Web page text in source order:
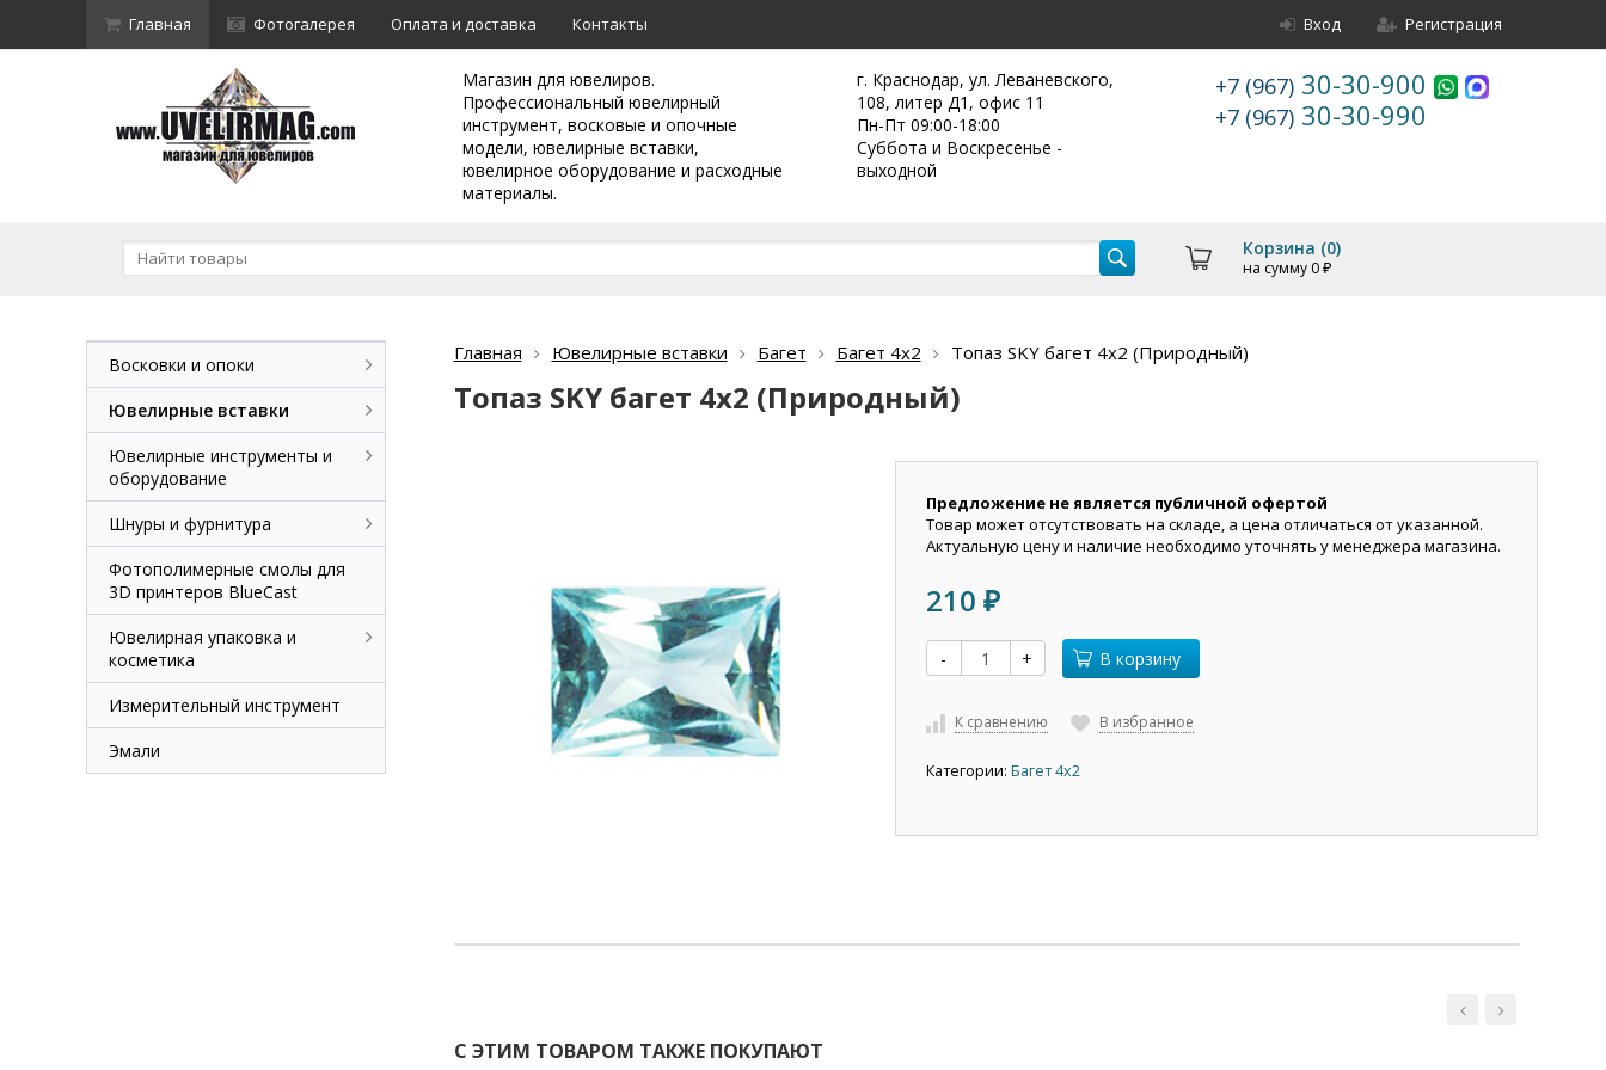
Главная Фотогалерея Оплата и доставка Контакты Вход Регистрация
Магазин для ювелиров.
Профессиональный ювелирный
инструмент, восковые и опочные
модели, ювелирные вставки,
ювелирное оборудование и расходные
материалы.
г. Краснодар, ул. Леваневского,
108, литер Д1, офис 11
Пн-Пт 09:00-18:00
Суббота и Воскресенье -
выходной
+7 (967) 30-30-900
+7 (967) 30-30-990
Корзина (0)
на сумму 0 ₽
Главная Ювелирные вставки Багет Багет 4х2 Топаз SKY багет 4х2 (Природный)
Топаз SKY багет 4х2 (Природный)
Предложение не является публичной офертой
Товар может отсутствовать на складе, а цена отличаться от указанной.
Актуальную цену и наличие необходимо уточнять у менеджера магазина.
210 ₽
- + В корзину
К сравнению В избранное
Категории: Багет 4х2
С ЭТИМ ТОВАРОМ ТАКЖЕ ПОКУПАЮТ
Восковки и опоки
Ювелирные вставки
Ювелирные инструменты и
оборудование
Шнуры и фурнитура
Фотополимерные смолы для
3D принтеров BlueCast
Ювелирная упаковка и
косметика
Измерительный инструмент
Эмали